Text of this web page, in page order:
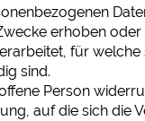
erhoben
für welche
sind.
Person
auf die sich die